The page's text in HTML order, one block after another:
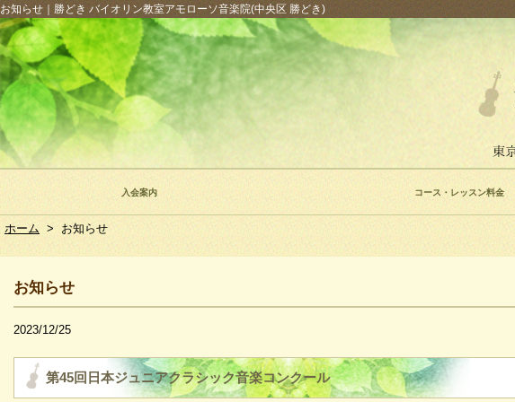
お知らせ｜勝どき バイオリン教室アモローソ音楽院(中央区 勝どき)
入会案内 コース・レッスン料金
ホーム > お知らせ
お知らせ
2023/12/25
第45回日本ジュニアクラシック音楽コンクール